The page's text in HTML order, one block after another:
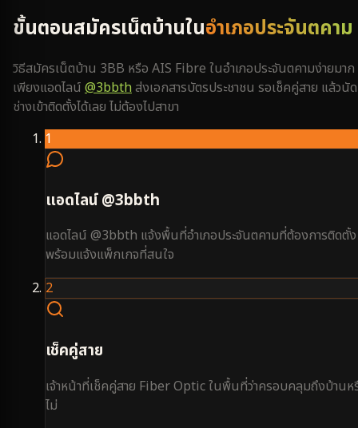
ขั้นตอนสมัครเน็ตบ้านในอำเภอประจันตคาม
วิธีสมัครเน็ตบ้าน 3BB หรือ AIS Fibre ในอำเภอประจันตคามง่ายมาก
เพียงแอดไลน์ @3bbthส่งเอกสารบัตรประชาชน รอเช็คคู่สาย แล้วนัด
ช่างเข้าติดตั้งได้เลย ไม่ต้องไปสาขา
1
แอดไลน์ @3bbth
แอดไลน์ @3bbth แจ้งพื้นที่อำเภอประจันตคามที่ต้องการติดตั้ง
พร้อมแจ้งแพ็กเกจที่สนใจ
2
เช็คคู่สาย
เจ้าหน้าที่เช็คคู่สาย Fiber Optic ในพื้นที่ว่าครอบคลุมถึงบ้านห
ไม่